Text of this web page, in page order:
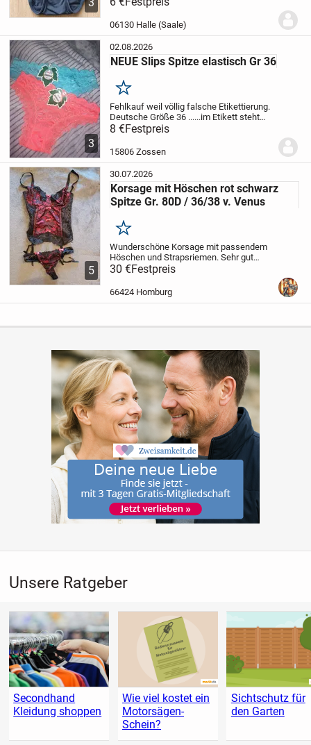
3
6,00 Euro + VK (1,80 Euro
Großbrief).Keine Abholung, nur Versand.
Zahlung...
06130 Halle (Saale)
3
02.08.2026
NEUE Slips Spitze elastisch Gr 36
Merken
Fehlkauf weil völlig falsche Etikettierung.
Deutsche Größe 36 ......im Etikett steht
XXL welche überhaupt nicht stimmt. Neu
unbenutzt wundervolles weiches
elastisches Material
8 €Festpreis
15806 Zossen
5
30.07.2026
Korsage mit Höschen rot schwarz
Spitze Gr. 80D / 36/38 v. Venus
Merken
Wunderschöne Korsage mit passendem
Höschen und Strapsriemen. Sehr gut
erhalten. Versand: 4,20€.
Versand. Zahlung per PayPal.
von Privat. Kein Umtausch und
Gewährleistung.
30 €Festpreis
66424 Homburg
Unsere Ratgeber
Secondhand
Kleidung shoppen
Wie viel kostet ein
Motorsägen-
Schein?
Sichtschutz für
den Garten